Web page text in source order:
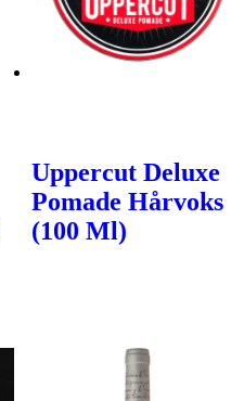
Uppercut Deluxe
Pomade Hårvoks
(100 Ml)